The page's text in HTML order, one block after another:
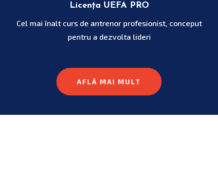
Licența UEFA PRO
Cel mai înalt curs de antrenor profesionist, conceput
pentru a dezvolta lideri
AFLĂ MAI MULT